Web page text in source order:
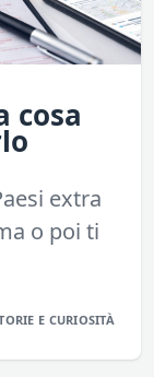
cosa
extra
o poi ti
E CURIOSITÀ